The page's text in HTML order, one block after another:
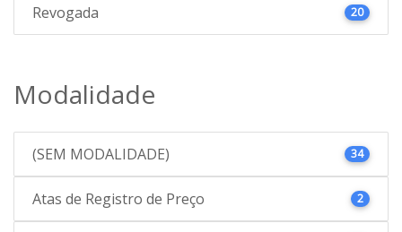
Revogada 20
Modalidade
(SEM MODALIDADE) 34
Atas de Registro de Preço 2